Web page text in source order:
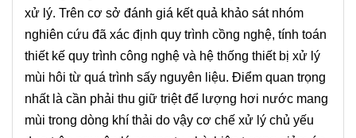
xử lý. Trên cơ sở đánh giá kết quả khảo sát nhóm
nghiên cứu đã xác định quy trình cồng nghệ, tính toán
thiết kế quy trình công nghệ và hệ thống thiết bị xử lý
mùi hôi từ quá trình sấy nguyên liệu. Điểm quan trọng
nhất là cần phải thu giữ triệt để lượng hơi nước mang
mùi trong dòng khí thải do vậy cơ chế xử lý chủ yếu